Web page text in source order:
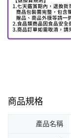
商品規格
產品名稱